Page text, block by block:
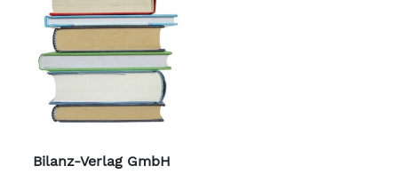
Bilanz-Verlag GmbH